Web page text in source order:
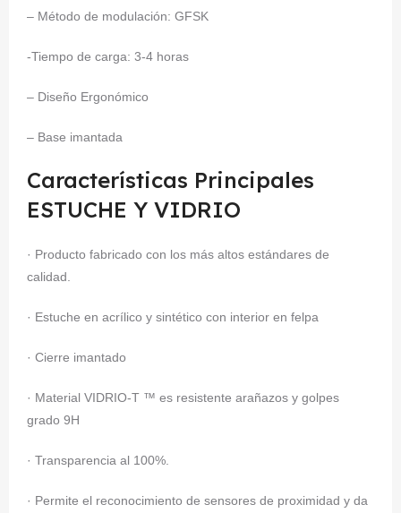
– Método de modulación: GFSK
-Tiempo de carga: 3-4 horas
– Diseño Ergonómico
– Base imantada
Características Principales
ESTUCHE Y VIDRIO
· Producto fabricado con los más altos estándares de
calidad.
· Estuche en acrílico y sintético con interior en felpa
· Cierre imantado
· Material VIDRIO-T ™ es resistente arañazos y golpes
grado 9H
· Transparencia al 100%.
· Permite el reconocimiento de sensores de proximidad y da